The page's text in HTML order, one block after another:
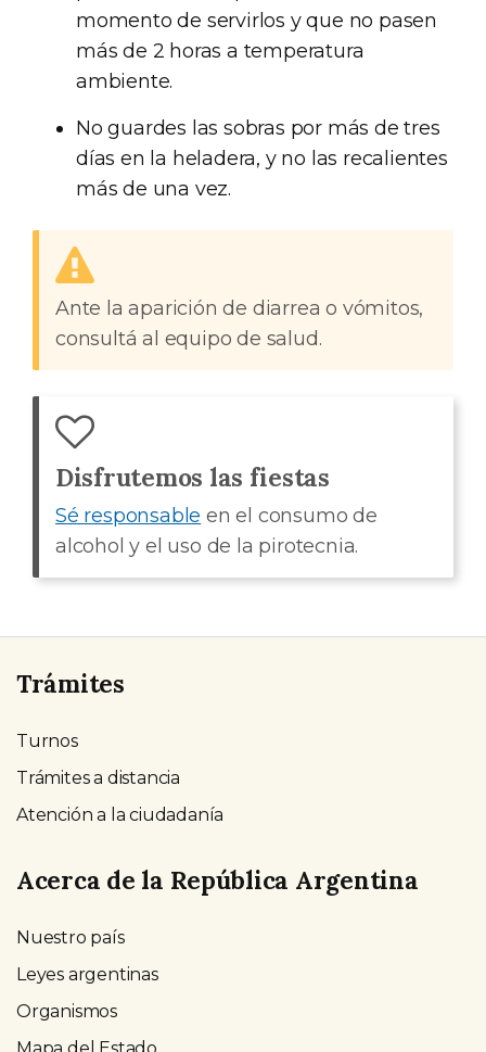
momento de servirlos y que no pasen
más de 2 horas a temperatura
ambiente.
No guardes las sobras por más de tres
días en la heladera, y no las recalientes
más de una vez.
Ante la aparición de diarrea o vómitos,
consultá al equipo de salud.
Disfrutemos las fiestas
Sé responsable en el consumo de
alcohol y el uso de la pirotecnia.
Trámites
Turnos
Trámites a distancia
Atención a la ciudadanía
Acerca de la República Argentina
Nuestro país
Leyes argentinas
Organismos